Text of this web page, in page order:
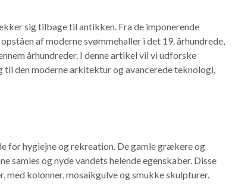
sig tilbage til antikken. Fra de imponerende
af moderne svømmehaller i det 19. århundrede,
århundreder. I denne artikel vil vi udforske
den moderne arkitektur og avancerede teknologi,
for hygiejne og rekreation. De gamle grækere og
samles og nyde vandets helende egenskaber. Disse
kolonner, mosaikgulve og smukke skulpturer.